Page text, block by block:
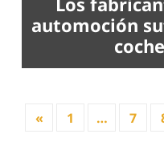
automoción
« 1 … 7